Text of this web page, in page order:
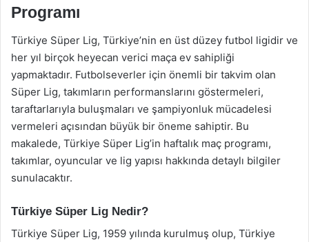
Programı
Türkiye Süper Lig, Türkiye’nin en üst düzey futbol ligidir ve
her yıl birçok heyecan verici maça ev sahipliği
yapmaktadır. Futbolseverler için önemli bir takvim olan
Süper Lig, takımların performanslarını göstermeleri,
taraftarlarıyla buluşmaları ve şampiyonluk mücadelesi
vermeleri açısından büyük bir öneme sahiptir. Bu
makalede, Türkiye Süper Lig’in haftalık maç programı,
takımlar, oyuncular ve lig yapısı hakkında detaylı bilgiler
sunulacaktır.
Türkiye Süper Lig Nedir?
Türkiye Süper Lig, 1959 yılında kurulmuş olup, Türkiye